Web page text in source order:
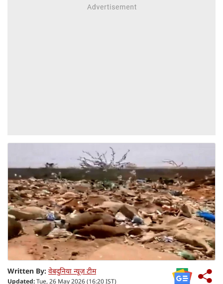
Written By: वेबदुनिया न्यूज़ टीम
Updated:Tue, 26 May 2026 (16:20 IST)